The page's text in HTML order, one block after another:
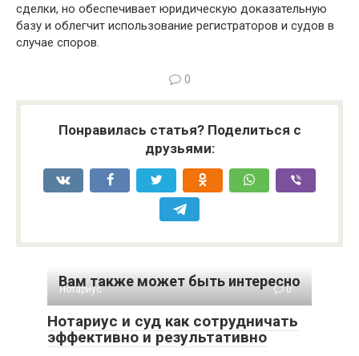
сделки, но обеспечивает юридическую доказательную
базу и облегчит использование регистраторов и судов в
случае споров.
0
Понравилась статья? Поделиться с
друзьями:
Вам также может быть интересно
Нотариус 0
Нотариус и суд как сотрудничать
эффективно и результативно